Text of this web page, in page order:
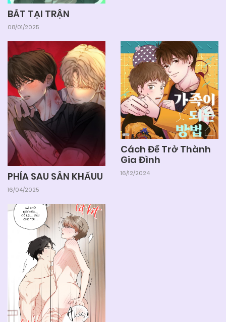
BẮT TẠI TRẬN
08/01/2025
PHÍA SAU SÂN KHẤUU
16/04/2025
Cách Để Trở Thành
Gia Đình
16/12/2024